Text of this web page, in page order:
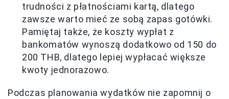
trudności z płatnościami kartą, dlatego
zawsze warto mieć ze sobą zapas gotówki.
Pamiętaj także, że koszty wypłat z
bankomatów wynoszą dodatkowo od 150 do
200 THB, dlatego lepiej wypłacać większe
kwoty jednorazowo.
Podczas planowania wydatków nie zapomnij o